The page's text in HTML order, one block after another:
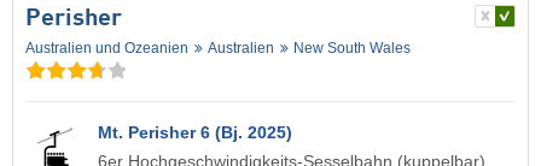
Perisher
Australien und Ozeanien Australien New South Wales
Mt. Perisher 6 (Bj. 2025)
6er Hochgeschwindigkeits-Sesselbahn (kuppelbar)